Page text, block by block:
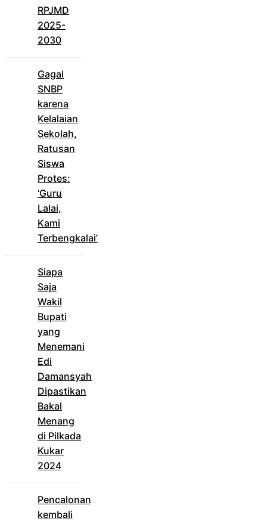
RPJMD
2025-
2030
Gagal
SNBP
karena
Kelalaian
Sekolah,
Ratusan
Siswa
Protes:
‘Guru
Lalai,
Kami
Terbengkalai’
Siapa
Saja
Wakil
Bupati
yang
Menemani
Edi
Damansyah
Dipastikan
Bakal
Menang
di Pilkada
Kukar
2024
Pencalonan
kembali